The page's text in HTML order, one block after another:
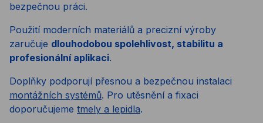
bezpečnou práci.
Použití moderních materiálů a precizní výroby
zaručuje dlouhodobou spolehlivost, stabilitu a
profesionální aplikaci.
Doplňky podporují přesnou a bezpečnou instalaci
montážních systémů. Pro utěsnění a fixaci
doporučujeme tmely a lepidla.